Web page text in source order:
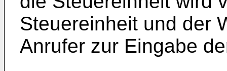
Steuereinheit und der
Anrufer zur Eingabe